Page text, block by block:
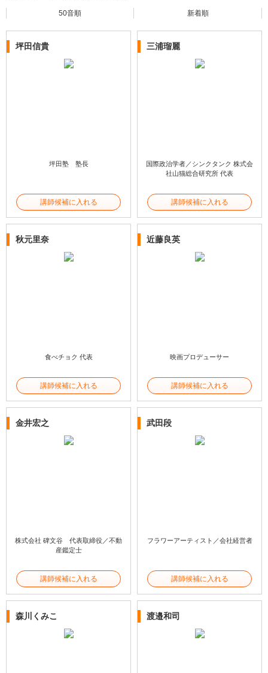
50音順 新着順
坪田信貴
坪田塾 塾長
講師候補に入れる
三浦瑠麗
国際政治学者／シンクタンク 株式会
社山猫総合研究所 代表
講師候補に入れる
秋元里奈
食べチョク 代表
講師候補に入れる
近藤良英
映画プロデューサー
講師候補に入れる
金井宏之
株式会社 碑文谷 代表取締役／不動
産鑑定士
講師候補に入れる
武田段
フラワーアーティスト／会社経営者
講師候補に入れる
森川くみこ 渡邉和司